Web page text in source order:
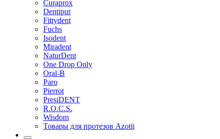
Curaprox
Dentipur
Fittydent
Fuchs
Isodent
Miradent
NaturDent
One Drop Only
Oral-B
Paro
Pierrot
PresiDENT
R.O.C.S.
Wisdom
Товары для протезов Azotii